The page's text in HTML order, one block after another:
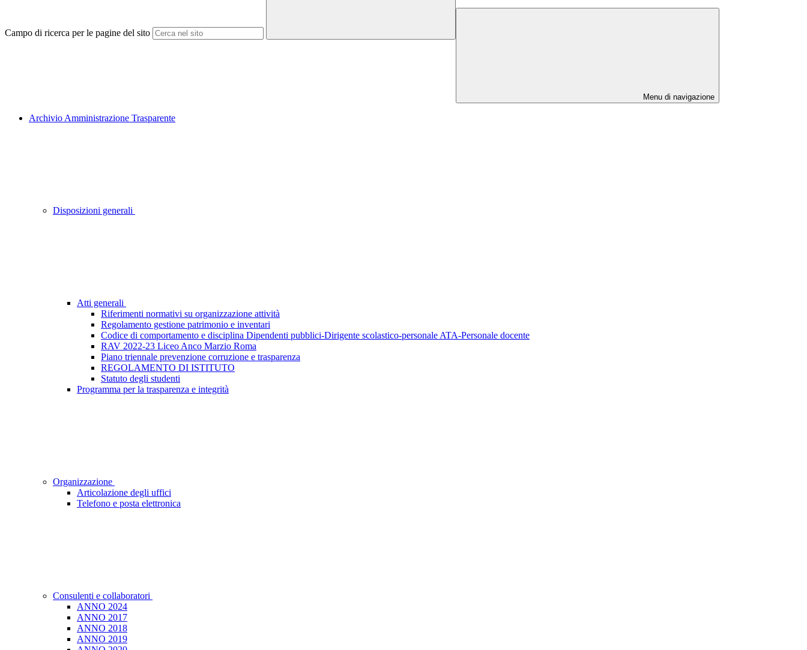
Campo di ricerca per le pagine del sito
Menu di navigazione
Archivio Amministrazione Trasparente
Disposizioni generali
Atti generali
Riferimenti normativi su organizzazione attività
Regolamento gestione patrimonio e inventari
Codice di comportamento e disciplina Dipendenti pubblici-Dirigente scolastico-personale ATA-Personale docente
RAV 2022-23 Liceo Anco Marzio Roma
Piano triennale prevenzione corruzione e trasparenza
REGOLAMENTO DI ISTITUTO
Statuto degli studenti
Programma per la trasparenza e integrità
Organizzazione
Articolazione degli uffici
Telefono e posta elettronica
Consulenti e collaboratori
ANNO 2024
ANNO 2017
ANNO 2018
ANNO 2019